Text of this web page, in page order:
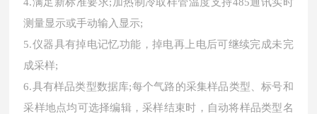
测量显示或手动输入显示;
5.仪器具有掉电记忆功能，掉电再上电后可继续完成未完
成采样;
6.具有样品类型数据库;每个气路的采集样品类型、标号和
采样地点均可选择编辑，采样结束时，自动将样品类型名